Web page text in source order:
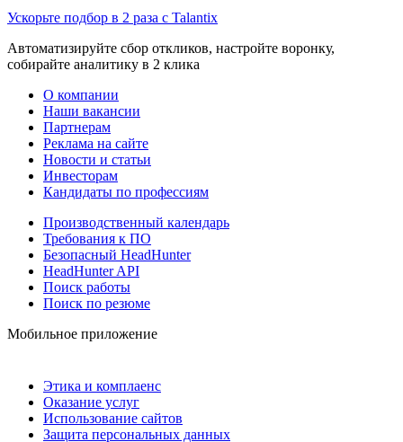
Ускорьте подбор в 2 раза с Talantix
Автоматизируйте сбор откликов, настройте воронку,
собирайте аналитику в 2 клика
О компании
Наши вакансии
Партнерам
Реклама на сайте
Новости и статьи
Инвесторам
Кандидаты по профессиям
Производственный календарь
Требования к ПО
Безопасный HeadHunter
HeadHunter API
Поиск работы
Поиск по резюме
Мобильное приложение
Этика и комплаенс
Оказание услуг
Использование сайтов
Защита персональных данных